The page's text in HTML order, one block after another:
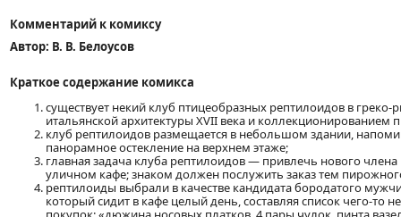
Комментарий к комиксу
Автор: В. В. Белоусов
Краткое содержание комикса
существует некий клуб птицеобразных рептилоидов в
итальянской архитектуры XVII века и коллекционированием
клуб рептилоидов размещается в небольшом здании,
панорамное остекление на верхнем этаже;
главная задача клуба рептилоидов — привлечь нового
уличном кафе; знаком должен послужить заказ тем
рептилоиды выбрали в качестве кандидата бородатого
который сидит в кафе целый день, составляя список чего-